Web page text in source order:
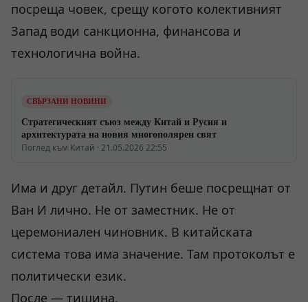
посреща човек, срещу когото колективният
Запад води санкционна, финансова и
технологична война.
СВЪРЗАНИ НОВИНИ
Стратегическият съюз между Китай и Русия и
архитектурата на новия многополярен свят
Поглед към Китай · 21.05.2026 22:55
Има и друг детайл. Путин беше посрещнат от
Ван И лично. Не от заместник. Не от
церемониален чиновник. В китайската
система това има значение. Там протоколът е
политически език.
После — тишина.